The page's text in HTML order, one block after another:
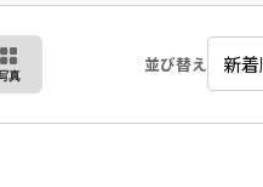
真
並び替え